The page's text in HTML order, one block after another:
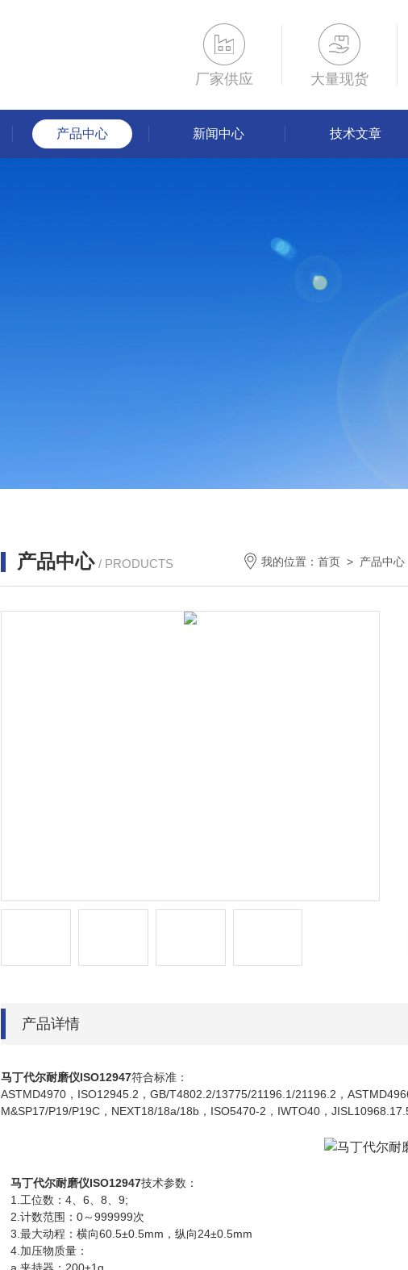
厂家供应 大量现货
产品中心 新闻中心 技术文章
产品中心 / PRODUCTS 我的位置： 首页 > 产品中心
产品详情
马丁代尔耐磨仪ISO12947符合标准：
ASTMD4970，ISO12945.2，GB/T4802.2/13775/21196.1/21196.2，
M&SP17/P19/P19C，NEXT18/18a/18b，ISO5470-2，IWTO40，
马丁代尔耐磨仪ISO12947技术参数：
1.工位数：4、6、8、9;
2.计数范围：0～999999次
3.最大动程：横向60.5±0.5mm，纵向24±0.5mm
4.加压物质量：